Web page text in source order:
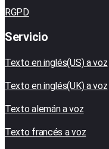
RGPD
Servicio
Texto en inglés(US) a voz
Texto en inglés(UK) a voz
Texto alemán a voz
Texto francés a voz